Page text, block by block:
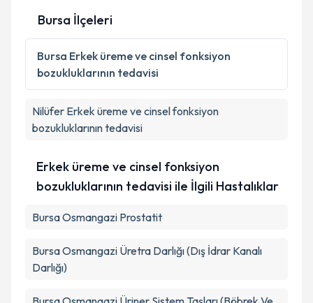
Kişisel verilerimin işlenmesine ilişkinAydınlatma
Metni 'ni okudum ve kişisel verilerimin belirtilen
kapsamda işlenmesini kabul ediyorum.
Takvim Talebini Gönder
Bursa İlçeleri
Bursa Erkek üreme ve cinsel fonksiyon
bozukluklarının tedavisi
Nilüfer Erkek üreme ve cinsel fonksiyon
bozukluklarının tedavisi
Erkek üreme ve cinsel fonksiyon
bozukluklarının tedavisi ile İlgili Hastalıklar
Bursa Osmangazi Prostatit
Bursa Osmangazi Üretra Darlığı (Dış İdrar Kanalı
Darlığı)